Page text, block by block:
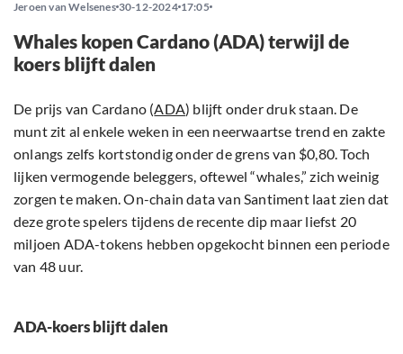
Jeroen van Welsenes 30-12-2024 17:05
Whales kopen Cardano (ADA) terwijl de
koers blijft dalen
De prijs van Cardano (ADA) blijft onder druk staan. De
munt zit al enkele weken in een neerwaartse trend en zakte
onlangs zelfs kortstondig onder de grens van $0,80. Toch
lijken vermogende beleggers, oftewel “whales,” zich weinig
zorgen te maken. On-chain data van Santiment laat zien dat
deze grote spelers tijdens de recente dip maar liefst 20
miljoen ADA-tokens hebben opgekocht binnen een periode
van 48 uur.
ADA-koers blijft dalen